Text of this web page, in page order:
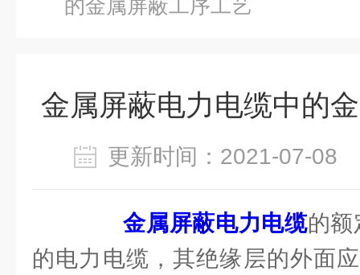
的金属屏蔽工序工艺
金属屏蔽电力电缆中的
更新时间：2021-07-
金属屏蔽电力电缆的额
的电力电缆，其绝缘层的外面